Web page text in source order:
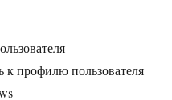
к профилю пользователя